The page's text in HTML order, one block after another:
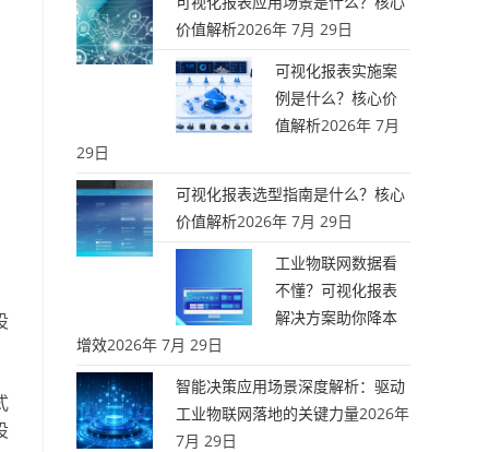
价值解析2026年 7月 29日
可视化报表实施案
例是什么？核心价
值解析2026年 7月
29日
可视化报表选型指南是什么？核心
价值解析2026年 7月 29日
工业物联网数据看
不懂？可视化报表
解决方案助你降本
增效2026年 7月 29日
智能决策应用场景深度解析：驱动
工业物联网落地的关键力量2026年
7月 29日